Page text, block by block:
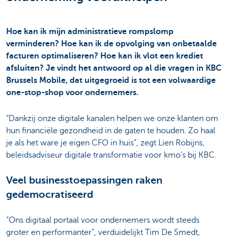
Hoe kan ik mijn administratieve rompslomp
verminderen? Hoe kan ik de opvolging van onbetaalde
facturen optimaliseren? Hoe kan ik vlot een krediet
afsluiten? Je vindt het antwoord op al die vragen in KBC
Brussels Mobile, dat uitgegroeid is tot een volwaardige
one-stop-shop voor ondernemers.
“Dankzij onze digitale kanalen helpen we onze klanten om
hun financiële gezondheid in de gaten te houden. Zo haal
je als het ware je eigen CFO in huis”, zegt Lien Robijns,
beleidsadviseur digitale transformatie voor kmo’s bij KBC.
Veel businesstoepassingen raken
gedemocratiseerd
“Ons digitaal portaal voor ondernemers wordt steeds
groter en performanter”, verduidelijkt Tim De Smedt,